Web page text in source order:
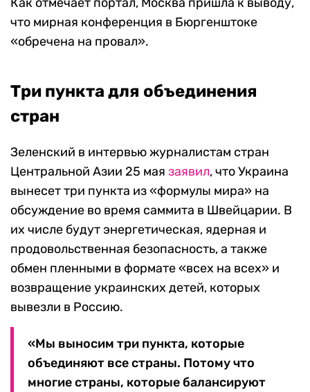
что мирная конференция в Бюргенштоке
«обречена на провал».
Три пункта для объединения
стран
Зеленский в интервью журналистам стран
Центральной Азии 25 мая заявил, что Украина
вынесет три пункта из «формулы мира» на
обсуждение во время саммита в Швейцарии. В
их числе будут энергетическая, ядерная и
продовольственная безопасность, а также
обмен пленными в формате «всех на всех» и
возвращение украинских детей, которых
вывезли в Россию.
«Мы выносим три пункта, которые
объединяют все страны. Потому что
многие страны, которые балансируют